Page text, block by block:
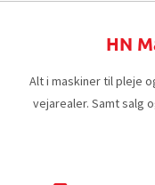
HN
Alt i maskiner til pleje
vejarealer. Samt salg